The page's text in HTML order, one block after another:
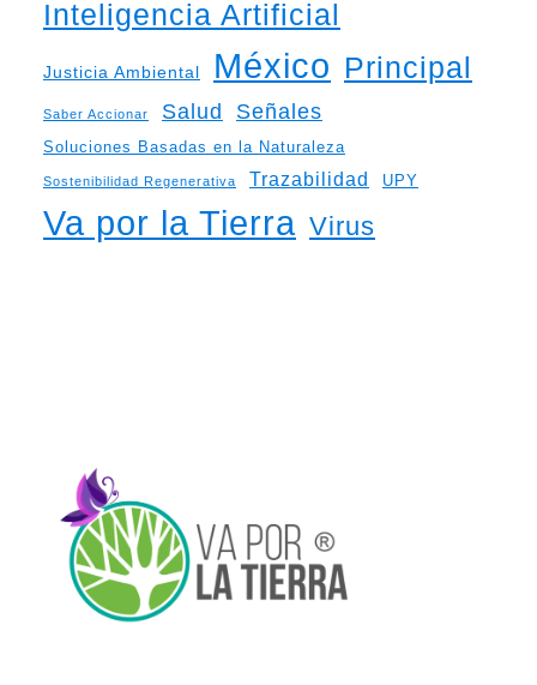
Inteligencia Artificial
Justicia Ambiental México Principal
Saber Accionar Salud Señales
Soluciones Basadas en la Naturaleza
Sostenibilidad Regenerativa Trazabilidad UPY
Va por la Tierra Virus